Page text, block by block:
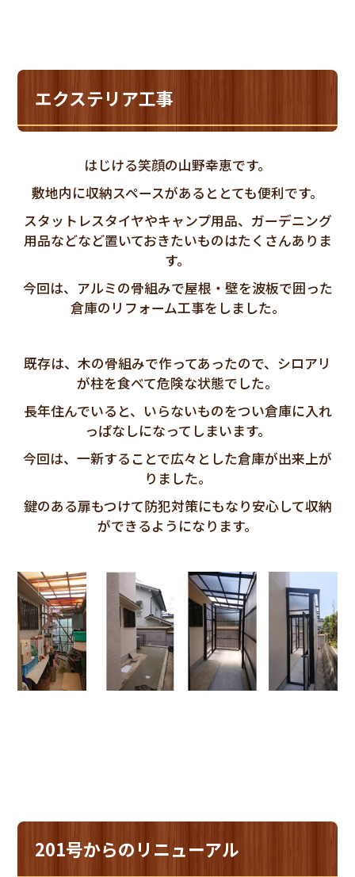
エクステリア工事
はじける笑顔の山野幸恵です。
敷地内に収納スペースがあるととても便利です。
スタットレスタイヤやキャンプ用品、ガーデニング
用品などなど置いておきたいものはたくさんありま
す。
今回は、アルミの骨組みで屋根・壁を波板で囲った
倉庫のリフォーム工事をしました。
既存は、木の骨組みで作ってあったので、シロアリ
が柱を食べて危険な状態でした。
長年住んでいると、いらないものをつい倉庫に入れ
っぱなしになってしまいます。
今回は、一新することで広々とした倉庫が出来上が
りました。
鍵のある扉もつけて防犯対策にもなり安心して収納
ができるようになります。
201号からのリニューアル